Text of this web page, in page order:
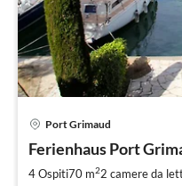
Port Grimaud
Ferienhaus Port
4 Ospiti70 m22 camere da